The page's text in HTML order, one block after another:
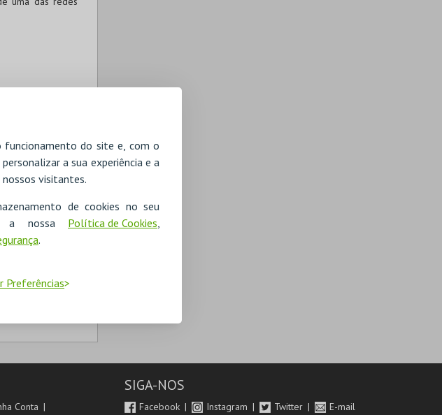
funcionamento do site e, com o
a sua experiência e a
visitantes.
de cookies no seu
a nossa Política de Cookies,
.
Preferências
Conta
SIGA-NOS
Facebook Instagram Twitter E-mail